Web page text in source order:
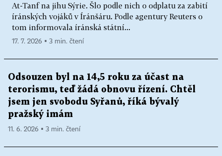
At-Tanf na jihu Sýrie. Šlo podle nich o odplatu za zabití
íránských vojáků v Íránšáru. Podle agentury Reuters o
tom informovala íránská státní...
17. 7. 2026 ▪ 3 min. čtení
Odsouzen byl na 14,5 roku za účast na
terorismu, teď žádá obnovu řízení. Chtěl
jsem jen svobodu Syřanů, říká bývalý
pražský imám
11. 6. 2026 ▪ 3 min. čtení